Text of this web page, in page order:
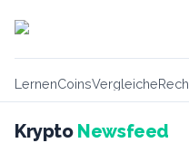
LernenCoinsVergleiche
Krypto Newsfeed